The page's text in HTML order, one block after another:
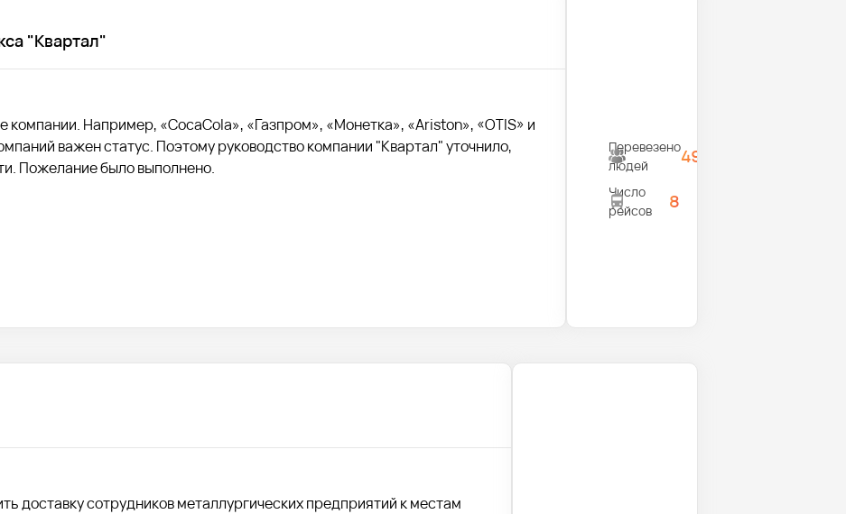
"Квартал"
Например, «CocaCola», «Газпром», «Монетка», «Ariston», «OTIS» и
важен статус. Поэтому руководство компании "Квартал" уточнило,
Пожелание было выполнено.
Перевезено
людей
495
Число
рейсов
8
доставку сотрудников металлургических предприятий к местам